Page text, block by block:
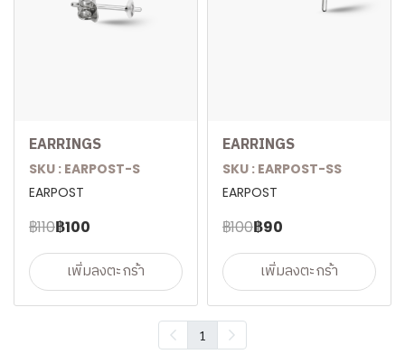
EARRINGS
SKU : EARPOST-S
EARPOST
฿110฿100
เพิ่มลงตะกร้า
EARRINGS
SKU : EARPOST-SS
EARPOST
฿100฿90
เพิ่มลงตะกร้า
1